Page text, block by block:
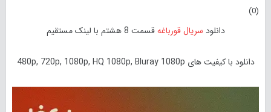
(
0
)
دانلود سریال قورباغهقسمت 8 هشتم با لینک مستقیم
دانلود با کیفیت های 480p, 720p, 1080p, HQ 1080p, Bluray 1080p